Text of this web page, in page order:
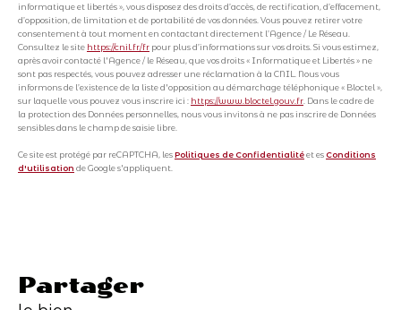
informatique et libertés », vous disposez des droits d’accès, de rectification, d’effacement,
d’opposition, de limitation et de portabilité de vos données. Vous pouvez retirer votre
consentement à tout moment en contactant directement l’Agence / Le Réseau.
Consultez le site https://cnil.fr/fr pour plus d’informations sur vos droits. Si vous estimez,
après avoir contacté l'Agence / le Réseau, que vos droits « Informatique et Libertés » ne
sont pas respectés, vous pouvez adresser une réclamation à la CNIL. Nous vous
informons de l’existence de la liste d'opposition au démarchage téléphonique « Bloctel »,
sur laquelle vous pouvez vous inscrire ici : https://www.bloctel.gouv.fr . Dans le cadre de
la protection des Données personnelles, nous vous invitons à ne pas inscrire de Données
sensibles dans le champ de saisie libre.
Ce site est protégé par reCAPTCHA, lesPolitiques de Confidentialitéet es Conditions
d'utilisation de Google s'appliquent.
partager